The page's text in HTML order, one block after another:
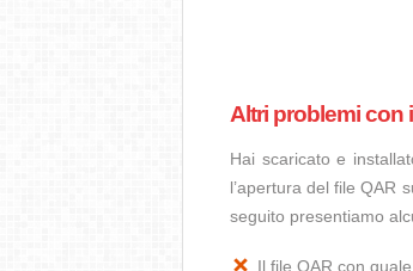
Altri problemi con
Hai scaricato e
l’apertura del file QAR
seguito presentiamo
Il file QAR con